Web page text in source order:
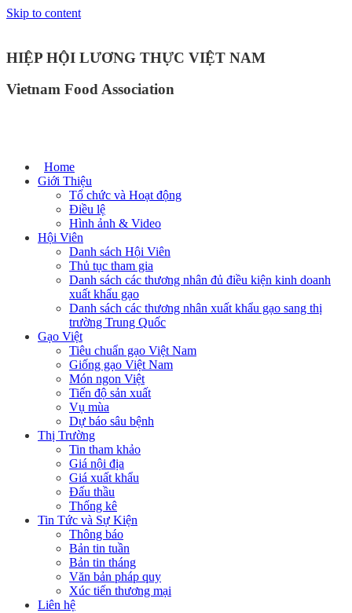
Skip to content
HIỆP HỘI LƯƠNG THỰC VIỆT NAM
Vietnam Food Association
Home
Giới Thiệu
Tổ chức và Hoạt động
Điều lệ
Hình ảnh & Video
Hội Viên
Danh sách Hội Viên
Thủ tục tham gia
Danh sách các thương nhân đủ điều kiện kinh doanh
xuất khẩu gạo
Danh sách các thương nhân xuất khẩu gạo sang thị
trường Trung Quốc
Gạo Việt
Tiêu chuẩn gạo Việt Nam
Giống gạo Việt Nam
Món ngon Việt
Tiến độ sản xuất
Vụ mùa
Dự báo sâu bệnh
Thị Trường
Tin tham khảo
Giá nội địa
Giá xuất khẩu
Đấu thầu
Thống kê
Tin Tức và Sự Kiện
Thông báo
Bản tin tuần
Bản tin tháng
Văn bản pháp quy
Xúc tiến thương mại
Liên hệ